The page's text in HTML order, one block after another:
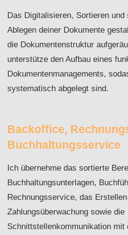
Das Digitalisieren, Sortieren
Ablegen deiner Dokumente
die Dokumentenstruktur
unterstütze den Aufbau eines
Dokumentenmanagements,
systematisch abgelegt sind.
Backoffice,
Buchhaltungsservice
Ich übernehme das sortierte
Buchhaltungsunterlagen,
Rechnungsservice, das
Zahlungsüberwachung sowie die
Schnittstellenkommunikation mit